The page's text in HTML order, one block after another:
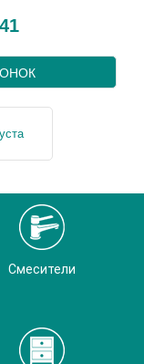
Смесители